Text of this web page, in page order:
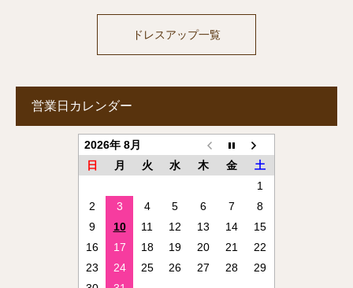
ドレスアップ一覧
営業日カレンダー
2026年 8月
日
月 火 水 木 金
土
1
2
3 4 5 6 7
8
9
10 11 12 13 14
15
16
17 18 19 20 21
22
23
24 25 26 27 28
29